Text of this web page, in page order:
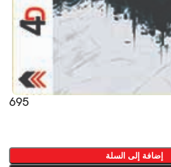
695
إضافة إلى السلة